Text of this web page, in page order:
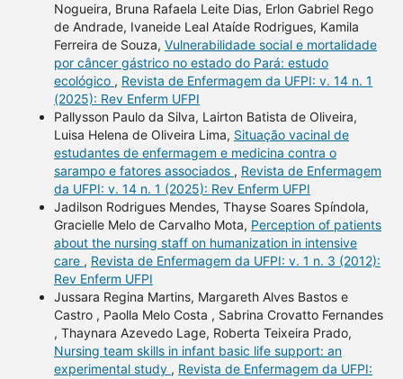
Nogueira, Bruna Rafaela Leite Dias, Erlon Gabriel Rego
de Andrade, Ivaneide Leal Ataíde Rodrigues, Kamila
Ferreira de Souza, Vulnerabilidade social e mortalidade
por câncer gástrico no estado do Pará: estudo
ecológico , Revista de Enfermagem da UFPI: v. 14 n. 1
(2025): Rev Enferm UFPI
Pallysson Paulo da Silva, Lairton Batista de Oliveira,
Luisa Helena de Oliveira Lima, Situação vacinal de
estudantes de enfermagem e medicina contra o
sarampo e fatores associados , Revista de Enfermagem
da UFPI: v. 14 n. 1 (2025): Rev Enferm UFPI
Jadilson Rodrigues Mendes, Thayse Soares Spíndola,
Gracielle Melo de Carvalho Mota, Perception of patients
about the nursing staff on humanization in intensive
care , Revista de Enfermagem da UFPI: v. 1 n. 3 (2012):
Rev Enferm UFPI
Jussara Regina Martins, Margareth Alves Bastos e
Castro , Paolla Melo Costa , Sabrina Crovatto Fernandes
, Thaynara Azevedo Lage, Roberta Teixeira Prado,
Nursing team skills in infant basic life support: an
experimental study , Revista de Enfermagem da UFPI: